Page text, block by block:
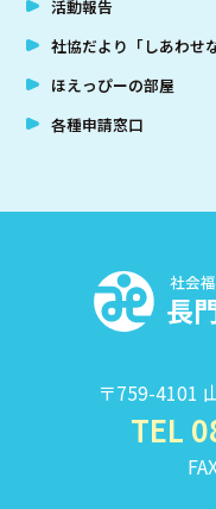
活動報告
社協だより「しあわせ
ほえっぴーの部屋
各種申請窓口
〒759-4101
TEL